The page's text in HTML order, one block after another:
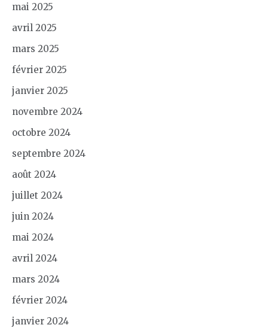
mai 2025
avril 2025
mars 2025
février 2025
janvier 2025
novembre 2024
octobre 2024
septembre 2024
août 2024
juillet 2024
juin 2024
mai 2024
avril 2024
mars 2024
février 2024
janvier 2024